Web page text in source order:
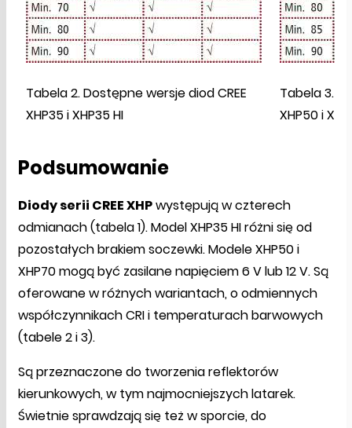
Tabela 2. Dostępne wersje diod CREE
XHP35 i XHP35 HI
Tabela 3.
XHP50 i
Podsumowanie
Diody serii CREE XHPwystępują w czterech
odmianach (tabela 1). Model XHP35 HI różni się od
pozostałych brakiem soczewki. Modele XHP50 i
XHP70 mogą być zasilane napięciem 6 V lub 12 V. Są
oferowane w różnych wariantach, o odmiennych
współczynnikach CRI i temperaturach barwowych
(tabele 2 i 3).
Są przeznaczone do tworzenia reflektorów
kierunkowych, w tym najmocniejszych latarek.
Świetnie sprawdzają się też w sporcie, do